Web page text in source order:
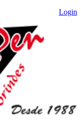
Login